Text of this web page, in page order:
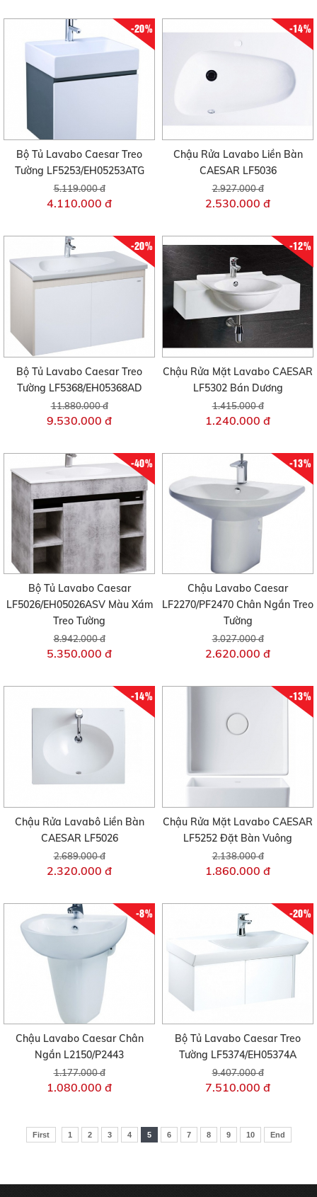
-20%
Bộ Tủ Lavabo Caesar Treo
Tường LF5253/EH05253ATG
5.119.000 đ
4.110.000 đ
-14%
Chậu Rửa Lavabo Liền Bàn
CAESAR LF5036
2.927.000 đ
2.530.000 đ
-20%
Bộ Tủ Lavabo Caesar Treo
Tường LF5368/EH05368AD
11.880.000 đ
9.530.000 đ
-12%
Chậu Rửa Mặt Lavabo CAESAR
LF5302 Bán Dương
1.415.000 đ
1.240.000 đ
-40%
Bộ Tủ Lavabo Caesar
LF5026/EH05026ASV Màu Xám
Treo Tường
8.942.000 đ
5.350.000 đ
-13%
Chậu Lavabo Caesar
LF2270/PF2470 Chân Ngắn Treo
Tường
3.027.000 đ
2.620.000 đ
-14%
Chậu Rửa Lavabô Liền Bàn
CAESAR LF5026
2.689.000 đ
2.320.000 đ
-13%
Chậu Rửa Mặt Lavabo CAESAR
LF5252 Đặt Bàn Vuông
2.138.000 đ
1.860.000 đ
-8%
Chậu Lavabo Caesar Chân
Ngắn L2150/P2443
1.177.000 đ
1.080.000 đ
-20%
Bộ Tủ Lavabo Caesar Treo
Tường LF5374/EH05374A
9.407.000 đ
7.510.000 đ
First 1 2 3 4 5 6 7 8 9 10 End